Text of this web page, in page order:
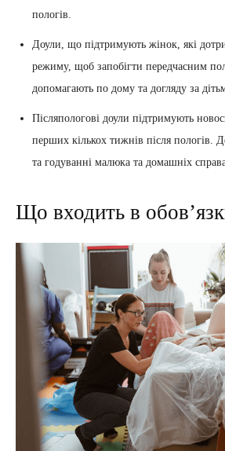
пологів.
Доули, що підтримують жінок, які
режиму, щоб запобігти передчасним
допомагають по дому та догляду за
Післяпологові доули підтримують
перших кількох тижнів після пологів.
та годуванні малюка та домашніх
Що входить в